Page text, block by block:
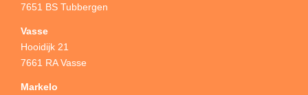
7651 BS Tubbergen
Vasse
Hooidijk 21
7661 RA Vasse
Markelo